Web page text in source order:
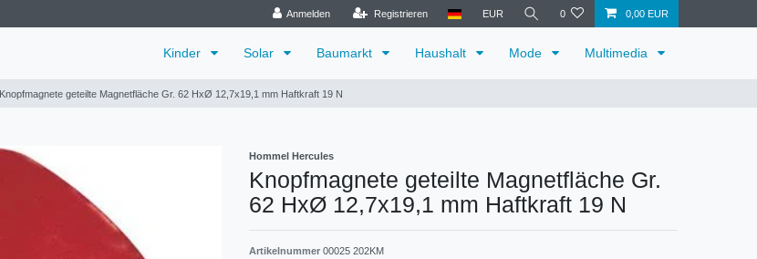
Anmelden Registrieren EUR 0 0,00 EUR
Kinder Solar Baumarkt Haushalt Mode Multimedia
Knopfmagnete geteilte Magnetfläche Gr. 62 HxØ 12,7x19,1 mm Haftkraft 19 N
Hommel Hercules
Knopfmagnete geteilte Magnetfläche Gr.
62 HxØ 12,7x19,1 mm Haftkraft 19 N
Artikelnummer 00025 202KM